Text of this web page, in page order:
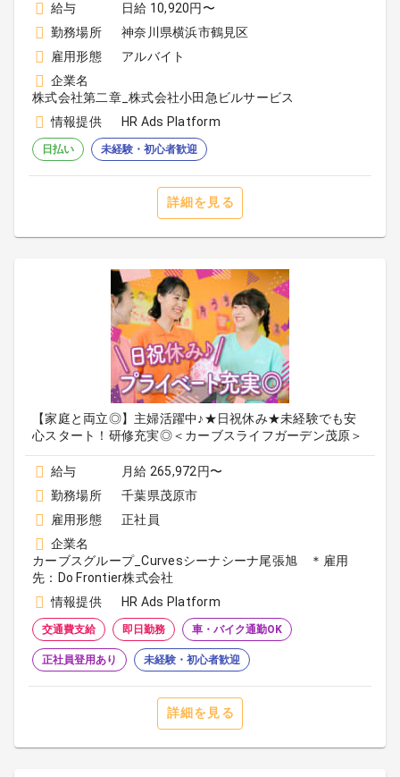
給与
日給 10,920円〜
勤務場所
神奈川県横浜市鶴見区
雇用形態
アルバイト
企業名
株式会社第二章_株式会社小田急ビルサービス
情報提供
HR Ads Platform
日払い 未経験・初心者歓迎
詳細を見る
【家庭と両立◎】主婦活躍中♪★日祝休み★未経験でも安
心スタート！研修充実◎＜カーブスライフガーデン茂原＞
給与
月給 265,972円〜
勤務場所
千葉県茂原市
雇用形態
正社員
企業名
カーブスグループ_Curvesシーナシーナ尾張旭 ＊雇用
先：Do Frontier株式会社
情報提供
HR Ads Platform
交通費支給 即日勤務 車・バイク通勤OK
正社員登用あり 未経験・初心者歓迎
詳細を見る